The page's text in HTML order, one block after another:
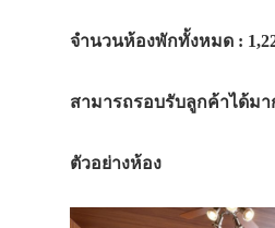
จำนวนห้องพักทั้งหมด :
สามารถรอบรับลูกค้าได้มา
ตัวอย่างห้อง